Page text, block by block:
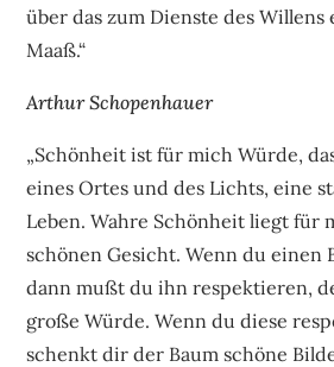
über das zum Dienste des
Maaß.“
Arthur Schopenhauer
„Schönheit ist für mich Würde,
eines Ortes und des Lichts, eine
Leben. Wahre Schönheit liegt für
schönen Gesicht. Wenn du einen
dann mußt du ihn respektieren,
große Würde. Wenn du diese
schenkt dir der Baum schöne